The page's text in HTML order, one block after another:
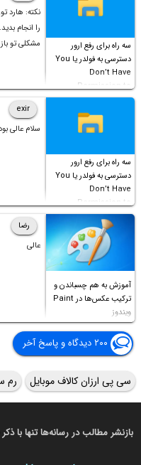
سه راه برای رفع ارور
دسترسی به فولدر یا You
Don’t Have
Permission to
Access this folder
مشکلی تو
سه راه برای رفع ارور
دسترسی به فولدر یا You
Don’t Have
Permission to
Access this folder
exir
سلام عالی
آموزش به هم چسباندن و
ترکیب عکس‌ها در Paint
ویندوز
رضا
عالی
۲۰۰ دیدگاه و پاسخ آخر
سی پی ارزان کالاف موبایل رم
بازنشر مطالب در رسانه‌ها تنها با